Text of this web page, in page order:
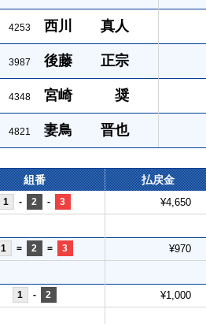
4253 西川 真人
3987 後藤 正宗
4348 宮崎 奨
4821 妻鳥 晋也
組番 払戻金
1 - 2 - 3 ¥4,650
1 = 2 = 3 ¥970
1 - 2 ¥1,000